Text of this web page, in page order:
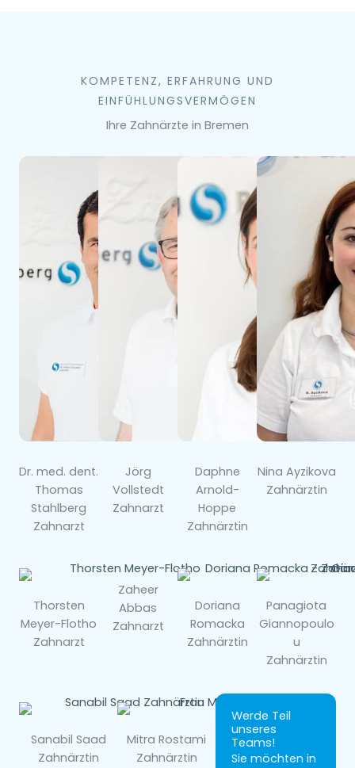
KOMPETENZ, ERFAHRUNG UND
EINFÜHLUNGSVERMÖGEN
Ihre Zahnärzte in Bremen
Dr. med. dent.
Thomas
Stahlberg
Zahnarzt
Jörg
Vollstedt
Zahnarzt
Daphne
Arnold-
Hoppe
Zahnärztin
Nina Ayzikova
Zahnärztin
Thorsten
Meyer-Flotho
Zahnarzt
Zaheer
Abbas
Zahnarzt
Doriana
Romacka
Zahnärztin
Panagiota
Giannopoulo
u
Zahnärztin
Sanabil Saad
Zahnärztin
Mitra Rostami
Zahnärztin
Werde Teil
unseres
Teams!
Sie möchten in